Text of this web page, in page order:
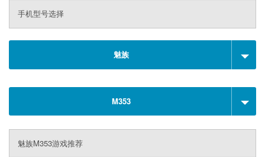
手机型号选择
魅族
M353
魅族M353游戏推荐